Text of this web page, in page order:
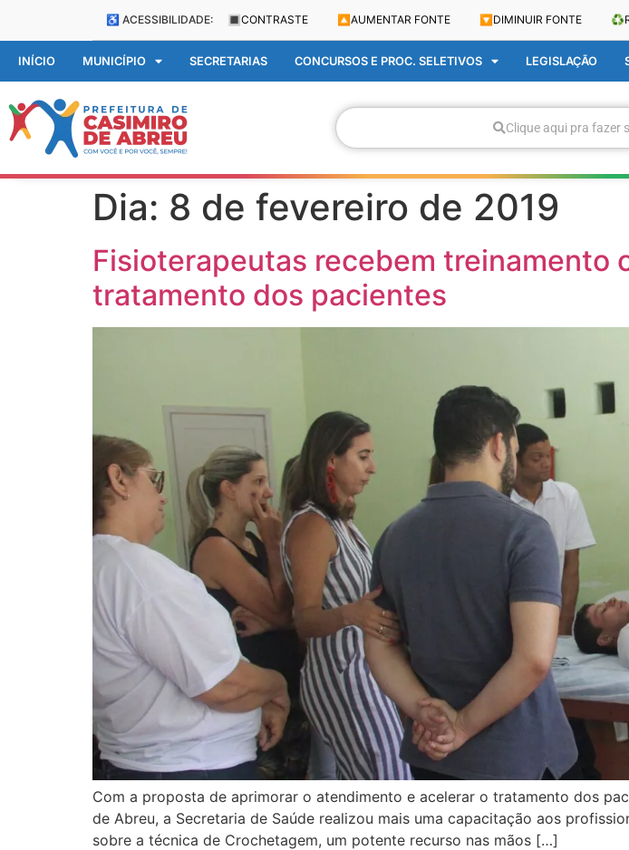
♿ ACESSIBILIDADE: 🔳 CONTRASTE 🔼 AUMENTAR FONTE 🔽 DIMINUIR FONTE ♻️
INÍCIO MUNICÍPIO SECRETARIAS CONCURSOS E PROC. SELETIVOS LEGISLAÇÃO
Clique aqui pra fazer
Dia: 8 de fevereiro de 2019
Fisioterapeutas recebem treinamento
tratamento dos pacientes
Com a proposta de aprimorar o atendimento e acelerar o tratamento dos
de Abreu, a Secretaria de Saúde realizou mais uma capacitação aos
sobre a técnica de Crochetagem, um potente recurso nas mãos […]